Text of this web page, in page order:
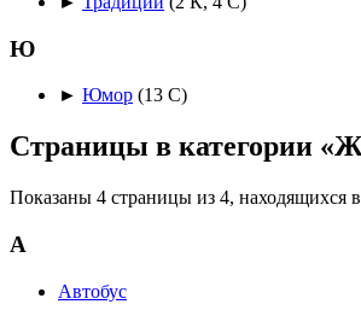
Ю
► Юмор (13 С)
Страницы в категории
Показаны 4 страницы из 4, находящихся
А
Автобус